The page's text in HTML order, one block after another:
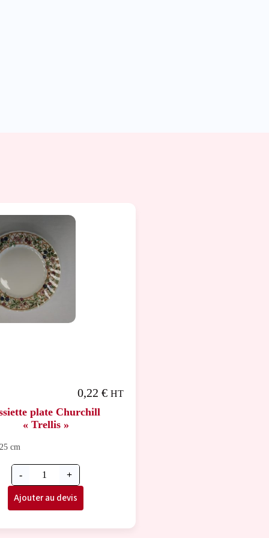
plate Churchill
« Trellis »
0,22 € HT
cm
- +
Ajouter au devis